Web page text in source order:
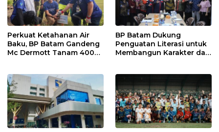
Perkuat Ketahanan Air
Baku, BP Batam Gandeng
Mc Dermott Tanam 400
BP Batam Dukung
Penguatan Literasi untuk
Membangun Karakter dan